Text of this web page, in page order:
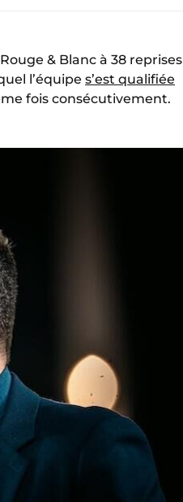
& Blanc à 38 reprises
l’équipe s’est qualifiée
fois consécutivement.